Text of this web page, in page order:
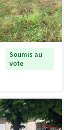
Soumis au
vote